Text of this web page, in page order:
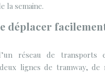
la semaine.
déplacer
réseau de transports
lignes de tramway, de